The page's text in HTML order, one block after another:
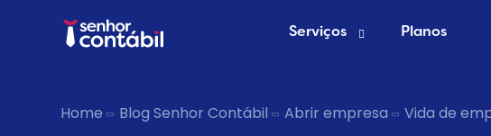
Serviços
Abrir Empresa grátis
Planos
Home Blog Senhor Contábil Abrir empresa Vida de